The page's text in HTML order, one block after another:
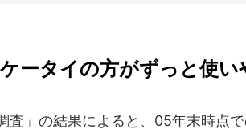
ータイの方がずっと使い
査」の結果によると、05年末時点